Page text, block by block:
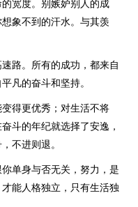
宽度。别嫉妒别人的成
象不到的汗水。与其羡
路。所有的成功，都来自
凡的奋斗和坚持。
得更优秀；对生活不将
斗的年纪就选择了安逸，
不进则退。
单身与否无关，努力，是
能人格独立，只有生活独